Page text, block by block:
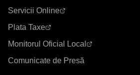
Servicii Online
Plata Taxe
Monitorul Oficial Local
Comunicate de Presă